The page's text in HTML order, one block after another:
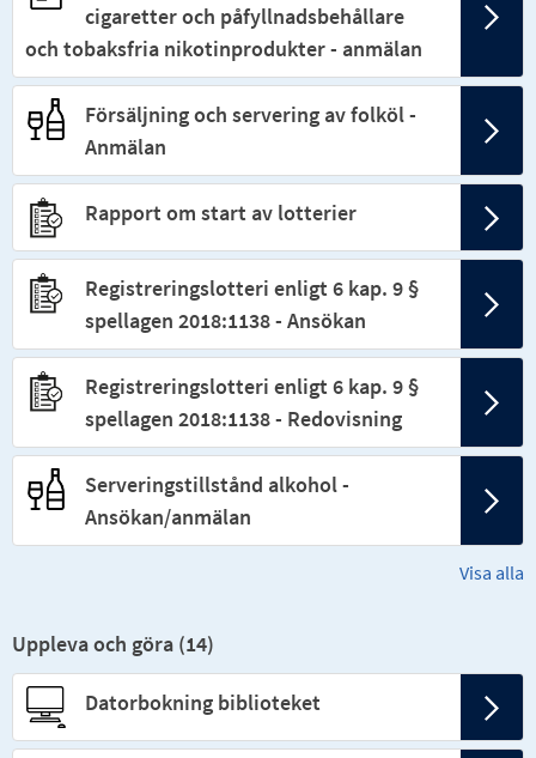
cigaretter och påfyllnadsbehållare
och tobaksfria nikotinprodukter - anmälan
Försäljning och servering av folköl -
Anmälan
Rapport om start av lotterier
Registreringslotteri enligt 6 kap. 9 §
spellagen 2018:1138 - Ansökan
Registreringslotteri enligt 6 kap. 9 §
spellagen 2018:1138 - Redovisning
Serveringstillstånd alkohol -
Ansökan/anmälan
Visa alla
Uppleva och göra (14)
Datorbokning biblioteket